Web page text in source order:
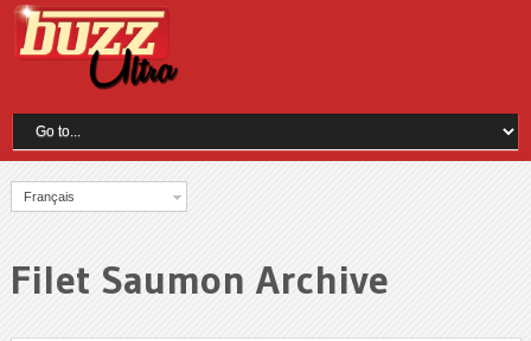
Français
Filet Saumon Archive